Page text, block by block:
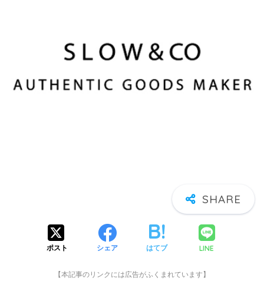
ポスト シェア はてブ LINE
【本記事のリンクには広告がふくまれています】